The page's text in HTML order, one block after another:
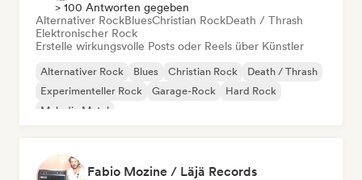
> 100 Antworten gegeben
Alternativer RockBluesChristian RockDeath / Thrash
Elektronischer Rock
Erstelle wirkungsvolle Posts oder Reels über Künstler
Alternativer Rock Blues Christian Rock
Death / Thrash
Experimenteller Rock
Garage-Rock
Hard Rock
Melodic Metal
Fabio Mozine / Läjä Records